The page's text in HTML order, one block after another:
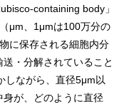
containing body」
μm、1μmは100万分の
に保存される細胞内分
・分解されていること
しながら、直径5μm以
身が、どのように直径